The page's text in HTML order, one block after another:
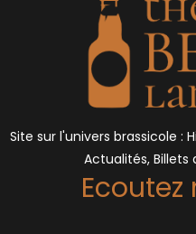
Site sur l'univers brassicole :
Actualités, Billets